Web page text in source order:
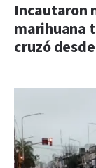
Incautaron
marihuana
cruzó